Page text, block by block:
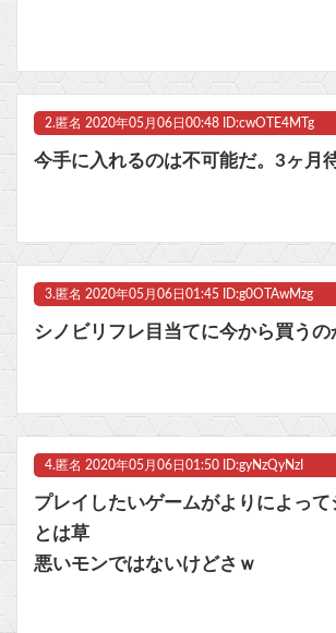
2. 匿名 2020年05月06日00:48 ID:cwOTE4MTg
今手に入れるのは不可能だ。3ヶ月
3. 匿名 2020年05月06日01:45 ID:g0OTAwMzg
シノビリフレ目当てに今から買う
4. 匿名 2020年05月06日01:50 ID:gyNzQyNzI
プレイしたいゲームがよりによって
とは草
悪いモンではないけどさｗ